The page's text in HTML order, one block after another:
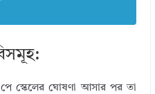
স্কেলের ঘোষণা আসার পর তা